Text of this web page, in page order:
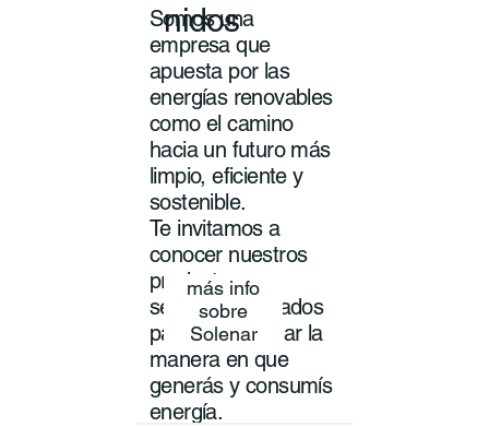
nidos
Somos una
empresa que
apuesta por las
energías renovables
como el camino
hacia un futuro más
limpio, eficiente y
sostenible.
Te invitamos a
conocer nuestros
productos y
servicios pensados
para transformar la
manera en que
generás y consumís
energía.
más info
sobre
Solenar